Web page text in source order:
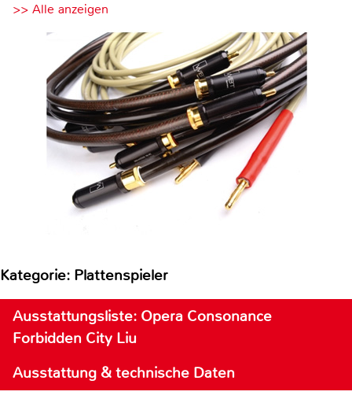
>> Alle anzeigen
Kategorie: Plattenspieler
Ausstattungsliste: Opera Consonance
Forbidden City Liu
Ausstattung & technische Daten